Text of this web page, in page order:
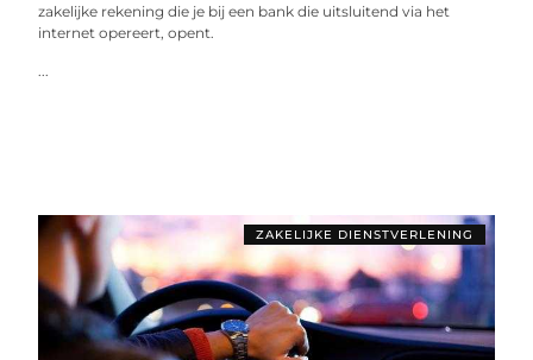
zakelijke rekening die je bij een bank die uitsluitend via het
internet opereert, opent.
...
ZAKELIJKE DIENSTVERLENING